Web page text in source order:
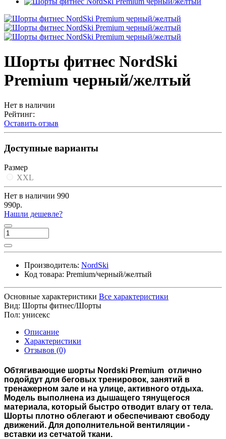
Шорты фитнес NordSki
Premium черный/желтый
Нет в наличии
Рейтинг:
Оставить отзыв
Доступные варианты
Размер
XXL
Нет в наличии 990
990р.
Нашли дешевле?
Производитель: NordSki
Код товара: Premium/черный/желтый
Основные характеристики Все характеристики
Вид: Шорты фитнес/Шорты
Пол: унисекс
Описание
Характеристики
Отзывов (0)
Обтягивающие шорты Nordski Premium отлично
подойдут для беговых тренировок, занятий в
тренажерном зале и на улице, активного отдыха.
Модель выполнена из дышащего тянущегося
материала, который быстро отводит влагу от тела.
Шорты плотно облегают и обеспечивают свободу
движений. Для дополнительной вентиляции -
вставки из сетчатой ткани.